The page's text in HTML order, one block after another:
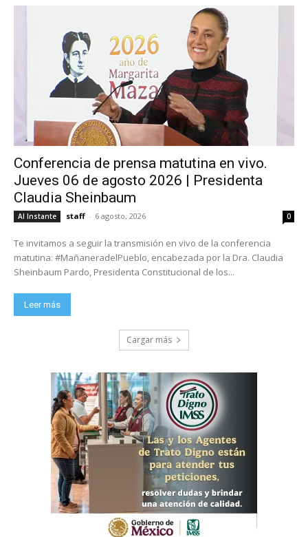
Conferencia de prensa matutina en vivo.
Jueves 06 de agosto 2026 | Presidenta
Claudia Sheinbaum
Al Instante staff - 6 agosto, 2026 0
Te invitamos a seguir la transmisión en vivo de la conferencia
matutina: #MañaneradelPueblo, encabezada por la Dra. Claudia
Sheinbaum Pardo, Presidenta Constitucional de los...
Leer más
Cargar más